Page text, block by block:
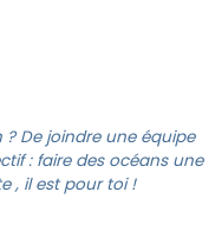
De joindre une équipe
: faire des océans une
, il est pour toi !